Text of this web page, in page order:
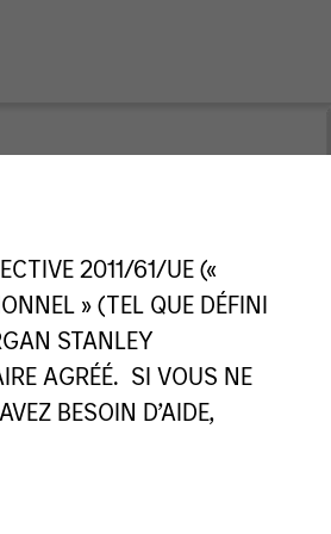
2011/61/UE («
» (TEL QUE DÉFINI
STANLEY
AGRÉÉ. SI VOUS NE
BESOIN D’AIDE,